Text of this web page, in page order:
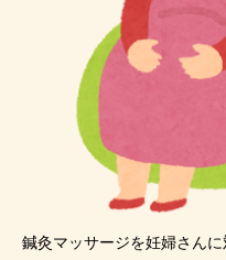
鍼灸マッサージを妊婦さん